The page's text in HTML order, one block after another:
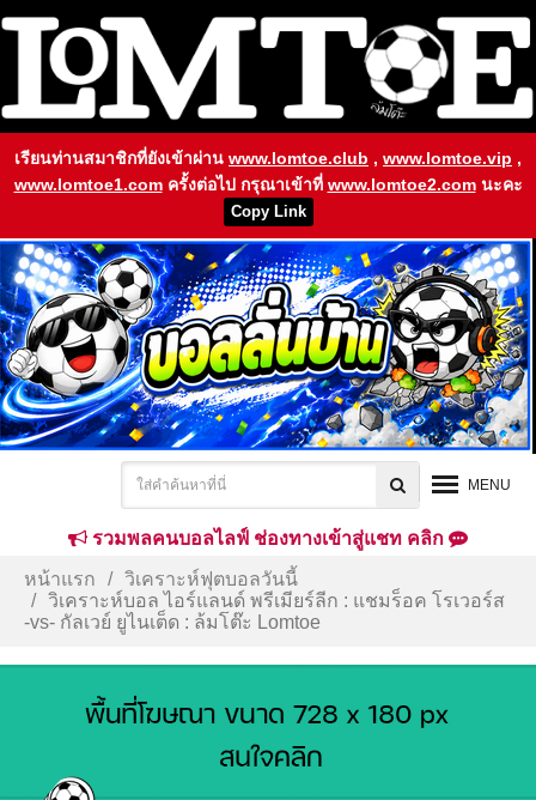
เรียนท่านสมาชิกที่ยังเข้าผ่าน www.lomtoe.club , www.lomtoe.vip ,
www.lomtoe1.com ครั้งต่อไป กรุณาเข้าที่ www.lomtoe2.comนะคะ
Copy Link
MENU
รวมพลคนบอลไลฟ์ ช่องทางเข้าสู่แชท คลิก
หน้าแรก
วิเคราะห์ฟุตบอลวันนี้
วิเคราะห์บอล ไอร์แลนด์ พรีเมียร์ลีก : แชมร็อค โรเวอร์ส
-vs- กัลเวย์ ยูไนเต็ด : ล้มโต๊ะ Lomtoe